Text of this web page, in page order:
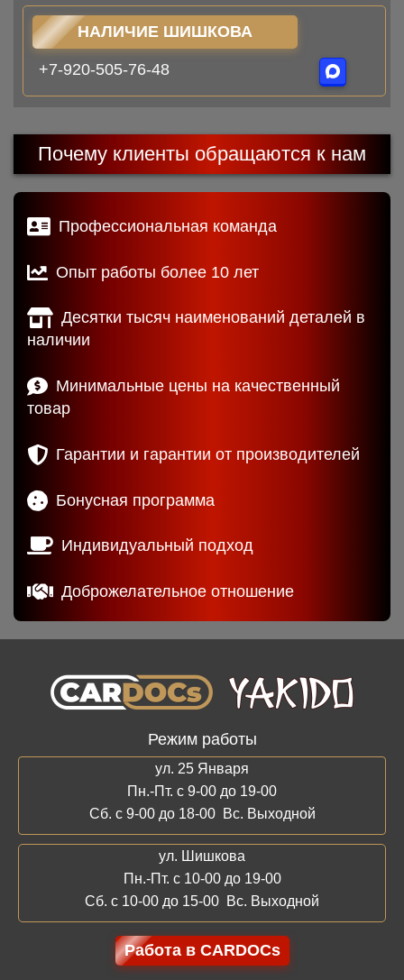
НАЛИЧИЕ ШИШКОВА
+7-920-505-76-48
Почему клиенты обращаются к нам
Профессиональная команда
Опыт работы более 10 лет
Десятки тысяч наименований деталей в
наличии
Минимальные цены на качественный
товар
Гарантии и гарантии от производителей
Бонусная программа
Индивидуальный подход
Доброжелательное отношение
Режим работы
ул. 25 Января
Пн.-Пт. с 9-00 до 19-00
Сб. с 9-00 до 18-00 Вс. Выходной
ул. Шишкова
Пн.-Пт. с 10-00 до 19-00
Сб. с 10-00 до 15-00 Вс. Выходной
Работа в CARDOCs